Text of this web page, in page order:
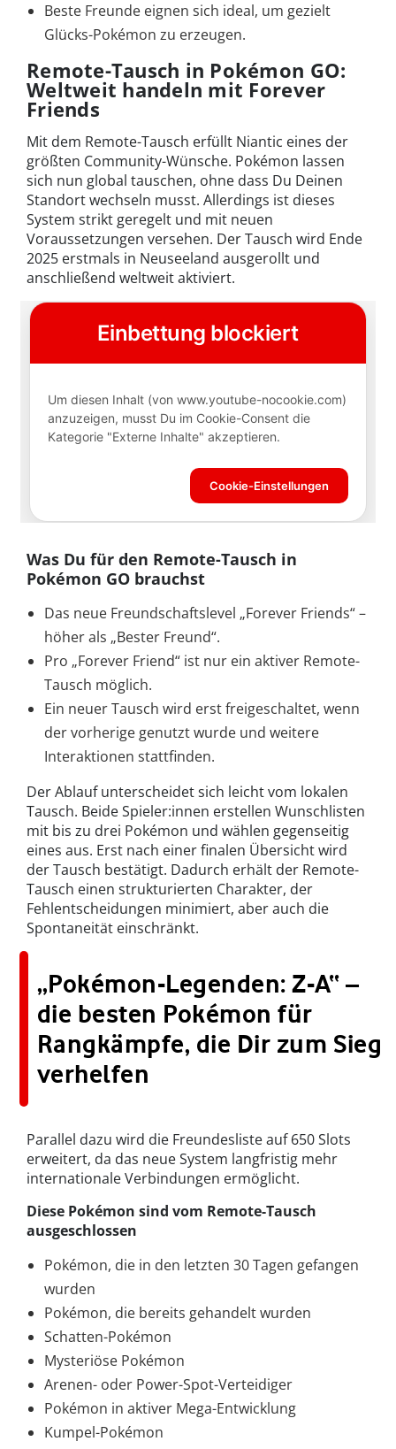
Beste Freunde eignen sich ideal, um gezielt
Glücks-Pokémon zu erzeugen.
Remote-Tausch in Pokémon GO:
Weltweit handeln mit Forever
Friends
Mit dem Remote-Tausch erfüllt Niantic eines der
größten Community-Wünsche. Pokémon lassen
sich nun global tauschen, ohne dass Du Deinen
Standort wechseln musst. Allerdings ist dieses
System strikt geregelt und mit neuen
Voraussetzungen versehen. Der Tausch wird Ende
2025 erstmals in Neuseeland ausgerollt und
anschließend weltweit aktiviert.
Was Du für den Remote-Tausch in
Pokémon GO brauchst
Das neue Freundschaftslevel „Forever Friends“ –
höher als „Bester Freund“.
Pro „Forever Friend“ ist nur ein aktiver Remote-
Tausch möglich.
Ein neuer Tausch wird erst freigeschaltet, wenn
der vorherige genutzt wurde und weitere
Interaktionen stattfinden.
Der Ablauf unterscheidet sich leicht vom lokalen
Tausch. Beide Spieler:innen erstellen Wunschlisten
mit bis zu drei Pokémon und wählen gegenseitig
eines aus. Erst nach einer finalen Übersicht wird
der Tausch bestätigt. Dadurch erhält der Remote-
Tausch einen strukturierten Charakter, der
Fehlentscheidungen minimiert, aber auch die
Spontaneität einschränkt.
„Pokémon-Legenden: Z-A“ –
die besten Pokémon für
Rangkämpfe, die Dir zum Sieg
verhelfen
Parallel dazu wird die Freundesliste auf 650 Slots
erweitert, da das neue System langfristig mehr
internationale Verbindungen ermöglicht.
Diese Pokémon sind vom Remote-Tausch
ausgeschlossen
Pokémon, die in den letzten 30 Tagen gefangen
wurden
Pokémon, die bereits gehandelt wurden
Schatten-Pokémon
Mysteriöse Pokémon
Arenen- oder Power-Spot-Verteidiger
Pokémon in aktiver Mega-Entwicklung
Kumpel-Pokémon